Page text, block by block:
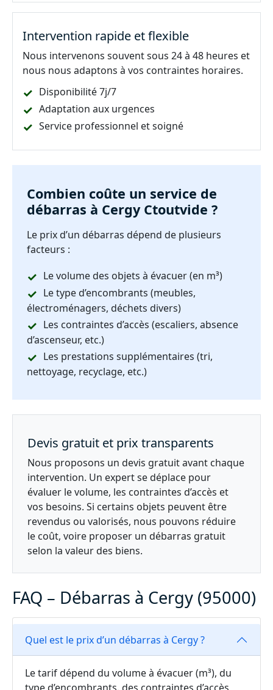
Intervention rapide et flexible
Nous intervenons souvent sous 24 à 48 heures et
nous nous adaptons à vos contraintes horaires.
Disponibilité 7j/7
Adaptation aux urgences
Service professionnel et soigné
Combien coûte un service de
débarras à Cergy Ctoutvide ?
Le prix d’un débarras dépend de plusieurs
facteurs :
Le volume des objets à évacuer (en m³)
Le type d’encombrants (meubles,
électroménagers, déchets divers)
Les contraintes d’accès (escaliers, absence
d’ascenseur, etc.)
Les prestations supplémentaires (tri,
nettoyage, recyclage, etc.)
Devis gratuit et prix transparents
Nous proposons un devis gratuit avant chaque
intervention. Un expert se déplace pour
évaluer le volume, les contraintes d’accès et
vos besoins. Si certains objets peuvent être
revendus ou valorisés, nous pouvons réduire
le coût, voire proposer un débarras gratuit
selon la valeur des biens.
FAQ – Débarras à Cergy (95000)
Quel est le prix d’un débarras à Cergy ?
Le tarif dépend du volume à évacuer (m³), du